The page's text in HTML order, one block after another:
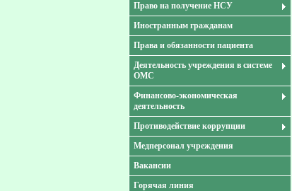
Право на получение НСУ
Иностранным гражданам
Права и обязанности пациента
Деятельность учреждения в системе
ОМС
Финансово-экономическая
деятельность
Противодействие коррупции
Медперсонал учреждения
Вакансии
Горячая линия